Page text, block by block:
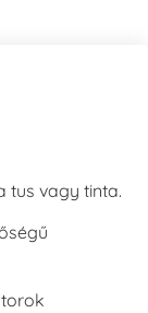
tus vagy tinta.